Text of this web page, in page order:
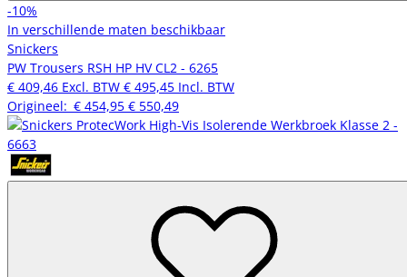
-10%
In verschillende maten beschikbaar
Snickers
PW Trousers RSH HP HV CL2 - 6265
€ 409,46 Excl. BTW € 495,45 Incl. BTW
Origineel: € 454,95 € 550,49